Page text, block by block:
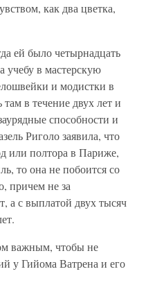
как два цветка,
ей было четырнадцать
учебу в мастерскую
и модистки в
в течение двух лет и
способности и
Риголо заявила, что
или полтора в Париже,
то она не побоится со
причем не за
а с выплатой двух тысяч
важным, чтобы не
у Гийома Ватрена и его